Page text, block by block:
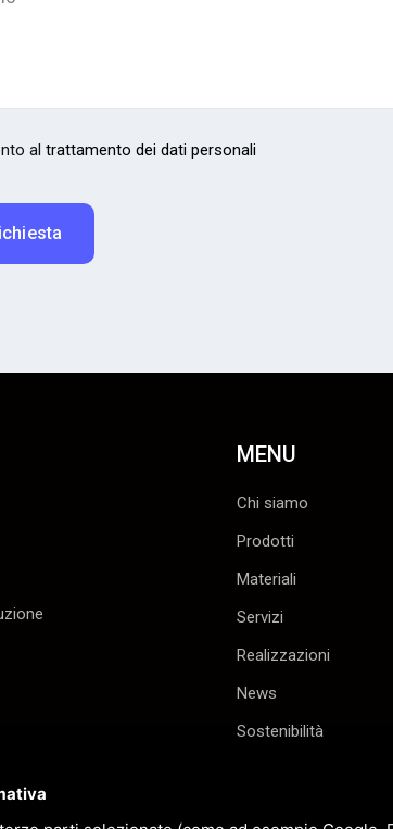
altrattamento dei dati personali
Ferrara
MENU
Chi siamo
Prodotti
Materiali
Servizi
Realizzazioni
News
Sostenibilità